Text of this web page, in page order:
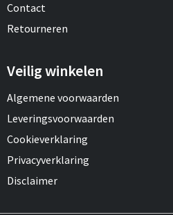
Contact
Retourneren
Veilig winkelen
Algemene voorwaarden
Leveringsvoorwaarden
Cookieverklaring
Privacyverklaring
Disclaimer